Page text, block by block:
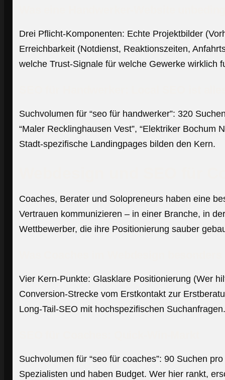
Drei Pflicht-Komponenten: Echte Projektbilder
Erreichbarkeit (Notdienst, Reaktionszeiten,
welche Trust-Signale für welche Gewerke wirklich
Suchvolumen für “seo für handwerker”: 320
“Maler Recklinghausen Vest”, “Elektriker
Stadt-spezifische Landingpages bilden den Kern.
Coaches, Berater und Solopreneurs haben eine
Vertrauen kommunizieren – in einer Branche, in
Wettbewerber, die ihre Positionierung sauber
Vier Kern-Punkte: Glasklare Positionierung (Wer
Conversion-Strecke vom Erstkontakt zur
Long-Tail-SEO mit hochspezifischen Suchanfragen.
Suchvolumen für “seo für coaches”: 90 Suchen
Spezialisten und haben Budget. Wer hier rankt,